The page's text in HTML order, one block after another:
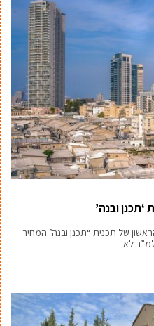
ובנה’
של תכנית “תכנן ובנה”.המחיר